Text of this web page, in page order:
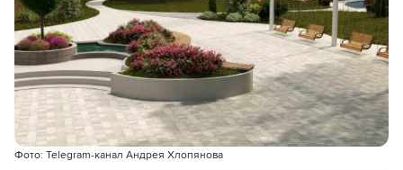
Фото: Telegram-канал Андрея Хлопянова